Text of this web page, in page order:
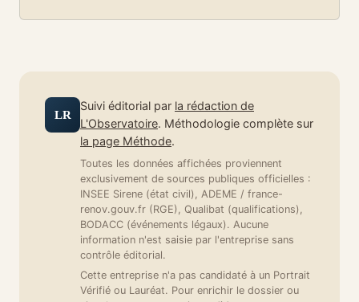
LR
Suivi éditorial par la rédaction de
L'Observatoire. Méthodologie complète sur
la page Méthode.
Toutes les données affichées proviennent
exclusivement de sources publiques officielles :
INSEE Sirene (état civil), ADEME / france-
renov.gouv.fr (RGE), Qualibat (qualifications),
BODACC (événements légaux). Aucune
information n'est saisie par l'entreprise sans
contrôle éditorial.
Cette entreprise n'a pas candidaté à un Portrait
Vérifié ou Lauréat. Pour enrichir le dossier ou